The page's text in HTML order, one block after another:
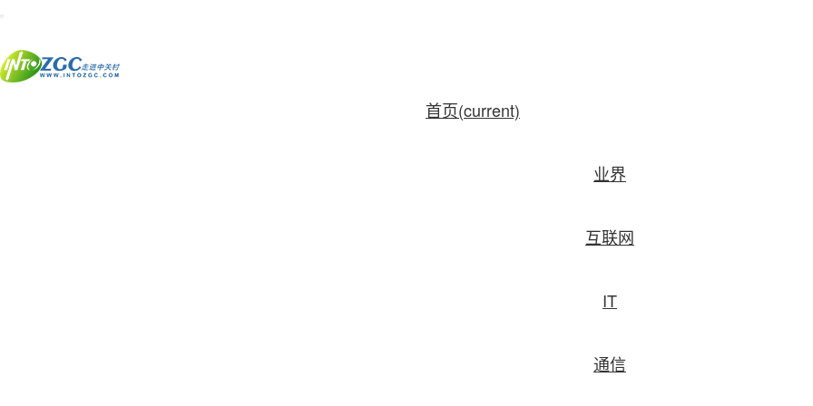
首页(current)
业界
互联网
IT
通信